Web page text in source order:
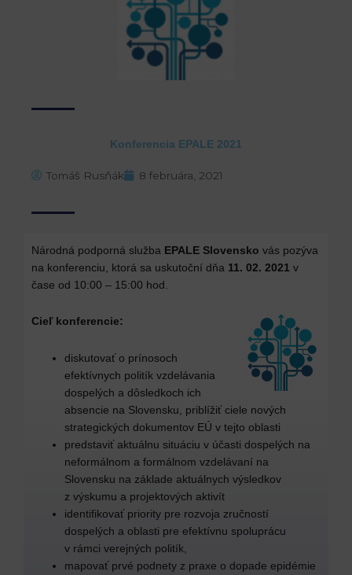
Konferencia EPALE 2021
Tomáš Rusňák 8 februára, 2021
Národná podporná služba EPALE Slovensko vás pozýva
na konferenciu, ktorá sa uskutoční dňa 11. 02. 2021 v
čase od 10:00 – 15:00 hod.
Cieľ konferencie:
diskutovať o prínosoch
efektívnych politík vzdelávania
dospelých a dôsledkoch ich
absencie na Slovensku, priblížiť ciele nových
strategických dokumentov EÚ v tejto oblasti
predstaviť aktuálnu situáciu v účasti dospelých na
neformálnom a formálnom vzdelávaní na
Slovensku na základe aktuálnych výsledkov
z výskumu a projektových aktivít
identifikovať priority pre rozvoja zručností
dospelých a oblasti pre efektívnu spoluprácu
v rámci verejných politík,
mapovať prvé podnety z praxe o dopade epidémie